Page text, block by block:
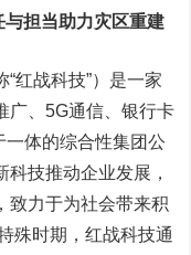
担当助力灾区重建
红战科技”）是一家
广、5G通信、银行卡
体的综合性集团公
技推动企业发展，
致力于为社会带来积
殊时期，红战科技通